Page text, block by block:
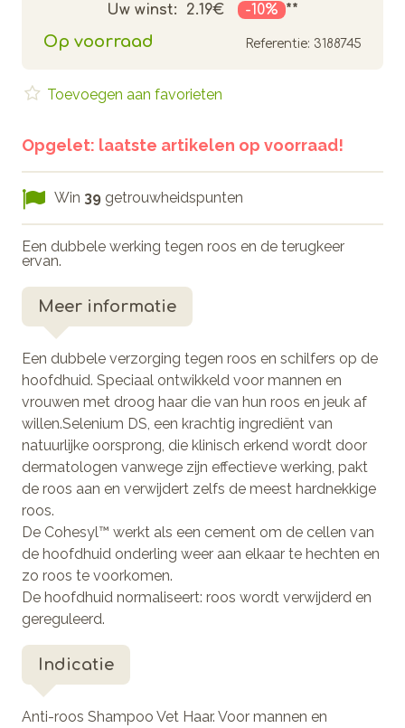
Uw winst: 2.19€ -10% **
Op voorraad Referentie: 3188745
Opgelet: laatste artikelen op voorraad!
Toevoegen aan favorieten
Win 39 getrouwheidspunten
Een dubbele werking tegen roos en de terugkeer
ervan.
Meer informatie
Een dubbele verzorging tegen roos en schilfers op de
hoofdhuid. Speciaal ontwikkeld voor mannen en
vrouwen met droog haar die van hun roos en jeuk af
willen.Selenium DS, een krachtig ingrediënt van
natuurlijke oorsprong, die klinisch erkend wordt door
dermatologen vanwege zijn effectieve werking, pakt
de roos aan en verwijdert zelfs de meest hardnekkige
roos.
De Cohesyl™ werkt als een cement om de cellen van
de hoofdhuid onderling weer aan elkaar te hechten en
zo roos te voorkomen.
De hoofdhuid normaliseert: roos wordt verwijderd en
gereguleerd.
Indicatie
Anti-roos Shampoo Vet Haar. Voor mannen en